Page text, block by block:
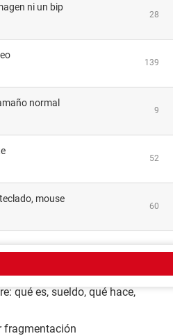
ni un bip
28
139
normal
9
52
teclado, mouse
60
qué es, sueldo, qué hace,
fragmentación